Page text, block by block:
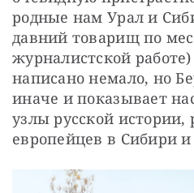
родные нам Урал и
давний товарищ по
журналистской
написано немало, но
иначе и показывает
узлы русской истории,
европейцев в Сибири